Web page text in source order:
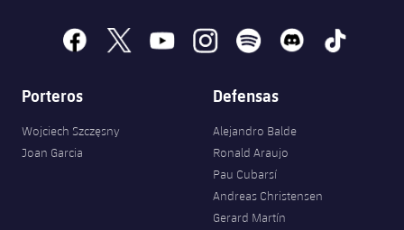
facebook
x youtubeinstagramspotify discord tiktok
Porteros
Wojciech Szczęsny
Joan Garcia
Defensas
Alejandro Balde
Ronald Araujo
Pau Cubarsí
Andreas Christensen
Gerard Martín